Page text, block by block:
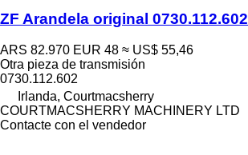
ZF Arandela original 0730.112.602
ARS 82.970 EUR 48 ≈ US$ 55,46
Otra pieza de transmisión
0730.112.602
Irlanda, Courtmacsherry
COURTMACSHERRY MACHINERY LTD
Contacte con el vendedor